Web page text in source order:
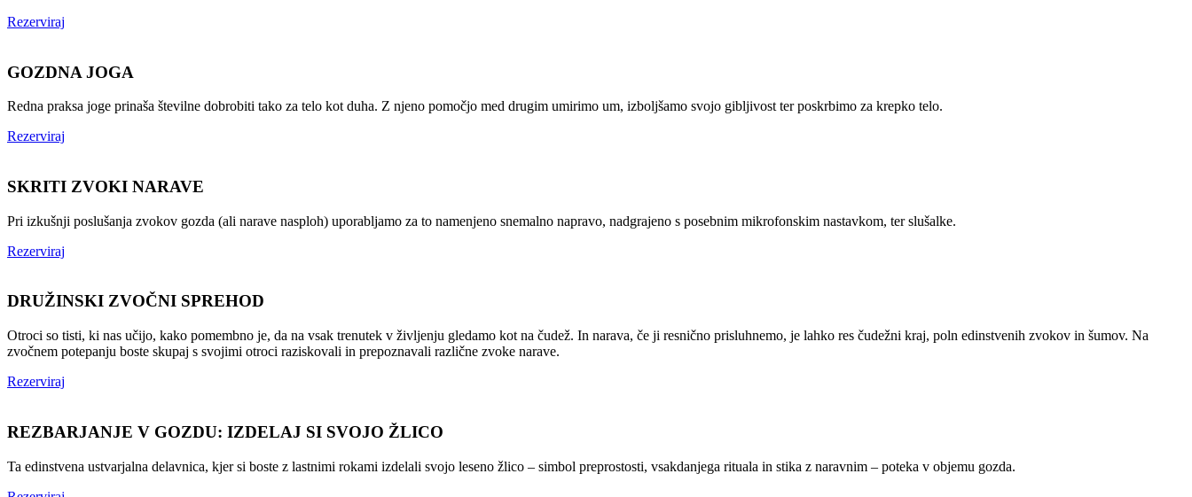
Rezerviraj
GOZDNA JOGA
Redna praksa joge prinaša številne dobrobiti tako za telo kot duha. Z njeno pomočjo med drugim umirimo um, izboljšamo svojo gibljivost ter poskrbimo za krepko telo.
Rezerviraj
SKRITI ZVOKI NARAVE
Pri izkušnji poslušanja zvokov gozda (ali narave nasploh) uporabljamo za to namenjeno snemalno napravo, nadgrajeno s posebnim mikrofonskim nastavkom, ter slušalke.
Rezerviraj
DRUŽINSKI ZVOČNI SPREHOD
Otroci so tisti, ki nas učijo, kako pomembno je, da na vsak trenutek v življenju gledamo kot na čudež. In narava, če ji resnično prisluhnemo, je lahko res čudežni kraj, poln edinstvenih zvokov in šumov. Na
zvočnem potepanju boste skupaj s svojimi otroci raziskovali in prepoznavali različne zvoke narave.
Rezerviraj
REZBARJANJE V GOZDU: IZDELAJ SI SVOJO ŽLICO
Ta edinstvena ustvarjalna delavnica, kjer si boste z lastnimi rokami izdelali svojo leseno žlico – simbol preprostosti, vsakdanjega rituala in stika z naravnim – poteka v objemu gozda.